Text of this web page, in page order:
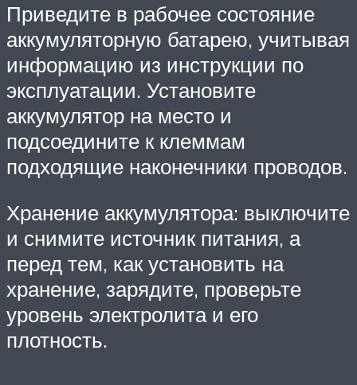
Приведите в рабочее состояние
аккумуляторную батарею, учитывая
информацию из инструкции по
эксплуатации. Установите
аккумулятор на место и
подсоедините к клеммам
подходящие наконечники проводов.
Хранение аккумулятора: выключите
и снимите источник питания, а
перед тем, как установить на
хранение, зарядите, проверьте
уровень электролита и его
плотность.